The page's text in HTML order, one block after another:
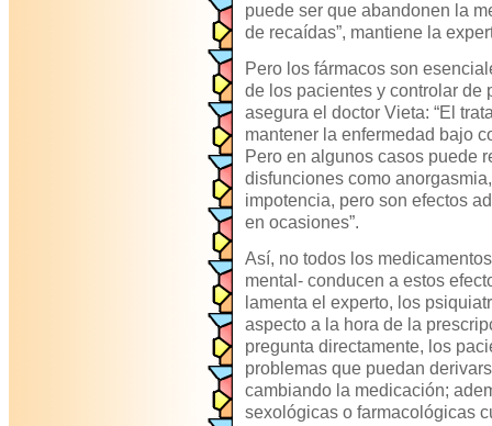
puede ser que abandonen la
de recaídas”, mantiene la
Pero los fármacos son
de los pacientes y controlar de
asegura el doctor Vieta: “El
mantener la enfermedad bajo
Pero en algunos casos puede
disfunciones como
impotencia, pero son efectos
en ocasiones”.
Así, no todos los
mental- conducen a estos
lamenta el experto, los
aspecto a la hora de la
pregunta directamente, los
problemas que puedan
cambiando la medicación;
sexológicas o farmacológicas